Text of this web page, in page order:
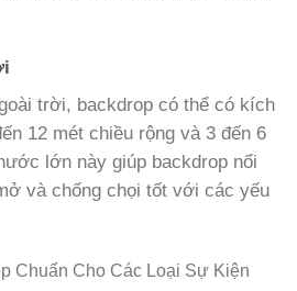
trời, backdrop có thể có kích
12 mét chiều rộng và 3 đến 6
lớn này giúp backdrop nổi
và chống chọi tốt với các yếu